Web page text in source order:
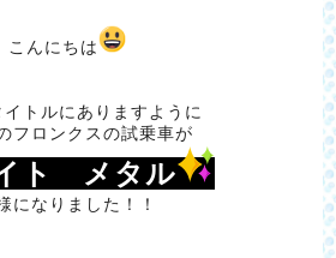
こんにちは
イトルにありますように
フロンクスの試乗車が
ト メタル
になりました！！